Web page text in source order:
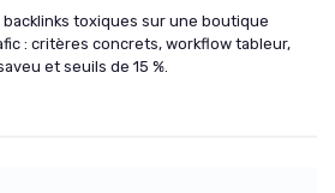
toxiques sur une boutique
: critères concrets, workflow tableur,
et seuils de 15 %.